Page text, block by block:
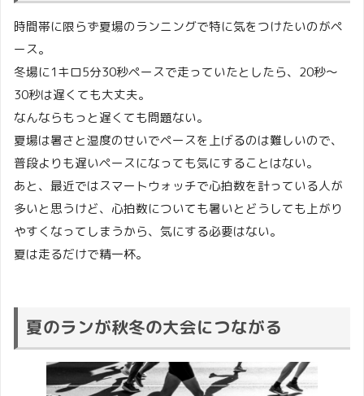
時間帯に限らず夏場のランニングで特に気をつけたいのがペ
ース。
冬場に1キロ5分30秒ペースで走っていたとしたら、20秒〜
30秒は遅くても大丈夫。
なんならもっと遅くても問題ない。
夏場は暑さと湿度のせいでペースを上げるのは難しいので、
普段よりも遅いペースになっても気にすることはない。
あと、最近ではスマートウォッチで心拍数を計っている人が
多いと思うけど、心拍数についても暑いとどうしても上がり
やすくなってしまうから、気にする必要はない。
夏は走るだけで精一杯。
夏のランが秋冬の大会につながる